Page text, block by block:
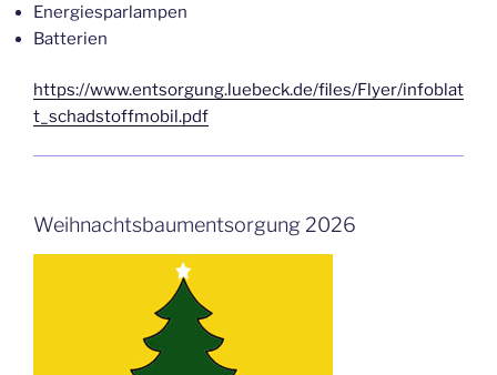
Energiesparlampen
Batterien
https://www.entsorgung.luebeck.de/files/Flyer/infoblat
t_schadstoffmobil.pdf
Weihnachtsbaumentsorgung 2026